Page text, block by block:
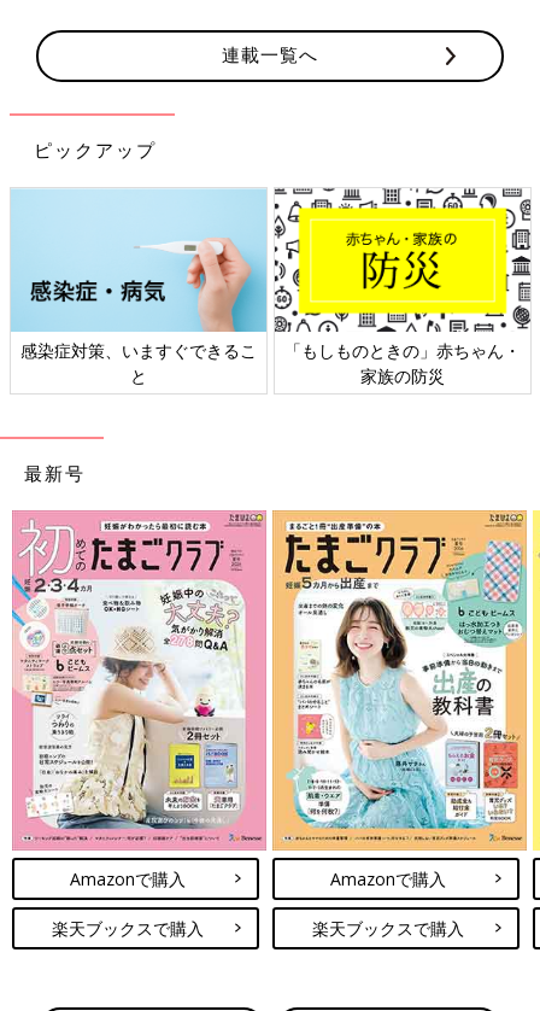
連載一覧へ
ピックアップ
感染症対策、いますぐできるこ
と
「もしものときの」赤ちゃん・
家族の防災
最新号
Amazonで購入
楽天ブックスで購入
Amazonで購入
楽天ブックスで購入